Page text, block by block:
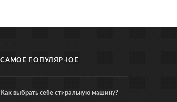
САМОЕ ПОПУЛЯРНОЕ
Как выбрать себе стиральную машину?